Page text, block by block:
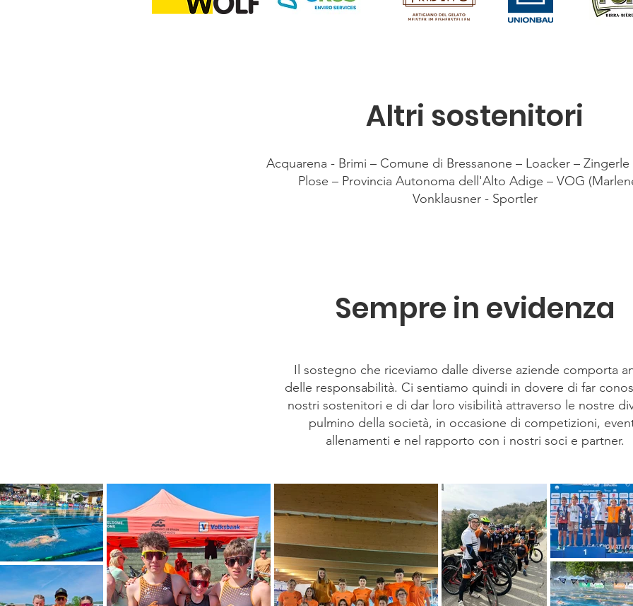
Altri sostenitori
Acquarena - Brimi – Comune di Bressanone – Loacker –
Plose – Provincia Autonoma dell'Alto Adige – VOG
Vonklausner - Sportler
Sempre in evidenza
Il sostegno che riceviamo dalle diverse aziende comporta
delle responsabilità. Ci sentiamo quindi in dovere di far
nostri sostenitori e di dar loro visibilità attraverso le nostre
pulmino della società, in occasione di competizioni,
allenamenti e nel rapporto con i nostri soci e partner.